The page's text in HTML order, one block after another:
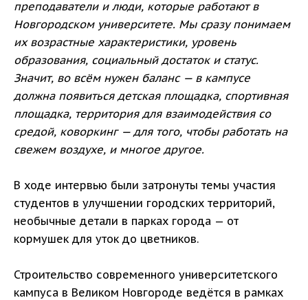
преподаватели и люди, которые работают в
Новгородском университете. Мы сразу понимаем
их возрастные характеристики, уровень
образования, социальный достаток и статус.
Значит, во всём нужен баланс — в кампусе
должна появиться детская площадка, спортивная
площадка, территория для взаимодействия со
средой, коворкинг — для того, чтобы работать на
свежем воздухе, и многое другое.
В ходе интервью были затронуты темы участия
студентов в улучшении городских территорий,
необычные детали в парках города — от
кормушек для уток до цветников.
Строительство современного университетского
кампуса в Великом Новгороде ведётся в рамках